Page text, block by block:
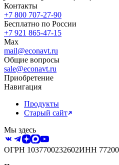
Контакты
+7 800 707-27-90
Бесплатно по России
+7 921 865-47-15
Max
mail@econavt.ru
Общие вопросы
sale@econavt.ru
Приобретение
Навигация
Продукты
Старый сайт
Мы здесь
ОГРН 1037700232602ИНН